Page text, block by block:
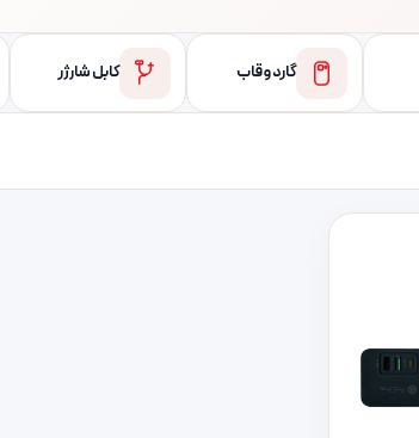
گارد و قاب کابل شارژر